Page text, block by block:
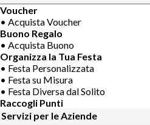
Voucher
• Acquista Voucher
Buono Regalo
• Acquista Buono
Organizza la Tua Festa
• Festa Personalizzata
• Festa su Misura
• Festa Diversa dal Solito
Raccogli Punti
Servizi per le Aziende